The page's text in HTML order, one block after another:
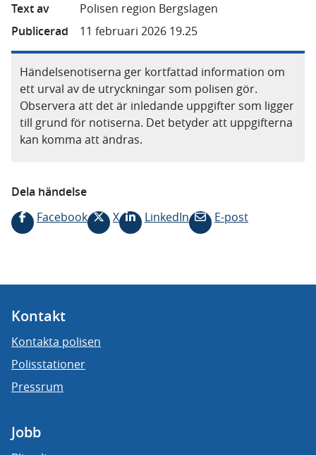
Text av
Polisen region Bergslagen
Publicerad
11 februari 2026 19.25
Händelsenotiserna ger kortfattad information om
ett urval av de utryckningar som polisen gör.
Observera att det är inledande uppgifter som ligger
till grund för notiserna. Det betyder att uppgifterna
kan komma att ändras.
Dela händelse
Facebook
X LinkedIn E-post
Kontakt
Kontakta polisen
Polisstationer
Pressrum
Jobb